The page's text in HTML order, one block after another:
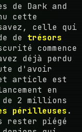
de Dark and
cette
celle qui
de trésors
commence
déjà perdu
d'avoir
article est
en
de 2 millions
périlleuses .
rester piégé